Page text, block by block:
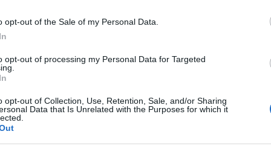
opt-out of the Sale of my Personal Data.
opt-out of processing my Personal Data for Targeted
opt-out of Collection, Use, Retention, Sale, and/or Sharing
Data that Is Unrelated with the Purposes for which it
umije zaboljeti, uzdrmati nas i natjerati da
Kritika koja dolazi iz dobre namjere
i pokazuje gdje griješimo.
zavide rijetko će vas otvoreno osporavati.
bez stvarnog interesa ili prećutkivati
zato što im ne odgovara da napredujete.